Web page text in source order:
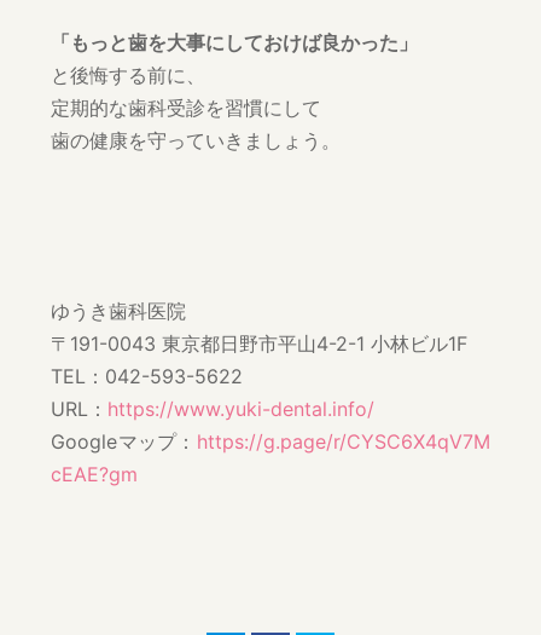
「もっと歯を大事にしておけば良かった」
と後悔する前に、
定期的な歯科受診を習慣にして
歯の健康を守っていきましょう。
ゆうき歯科医院
〒191-0043 東京都日野市平山4-2-1 小林ビル1F
TEL：042-593-5622
URL： https://www.yuki-dental.info/
Googleマップ： https://g.page/r/CYSC6X4qV7M
cEAE?gm